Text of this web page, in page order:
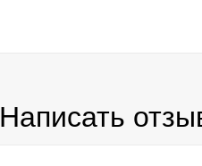
Написать